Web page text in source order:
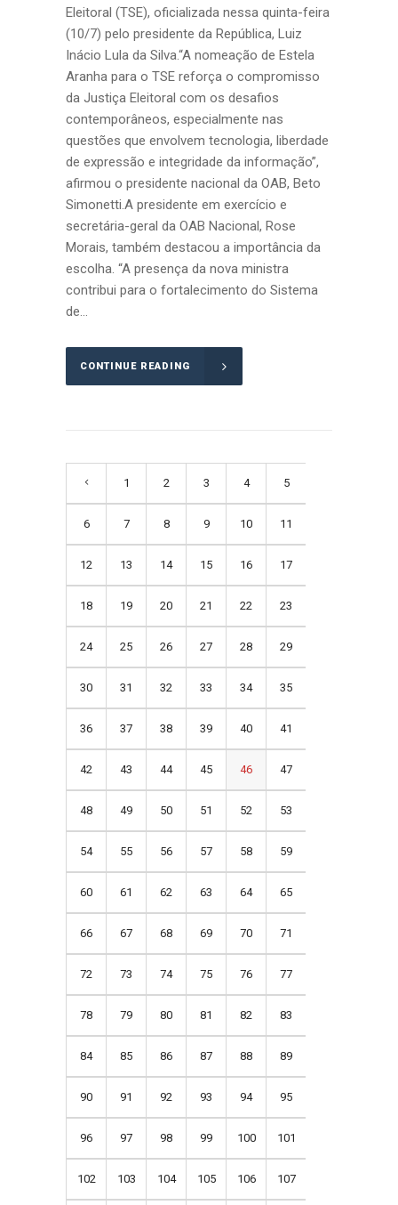
Eleitoral (TSE), oficializada nessa quinta-feira
(10/7) pelo presidente da República, Luiz
Inácio Lula da Silva.“A nomeação de Estela
Aranha para o TSE reforça o compromisso
da Justiça Eleitoral com os desafios
contemporâneos, especialmente nas
questões que envolvem tecnologia, liberdade
de expressão e integridade da informação”,
afirmou o presidente nacional da OAB, Beto
Simonetti.A presidente em exercício e
secretária-geral da OAB Nacional, Rose
Morais, também destacou a importância da
escolha. “A presença da nova ministra
contribui para o fortalecimento do Sistema
de...
CONTINUE READING
1 2 3 4 5
6 7 8 9 10 11
12 13 14 15 16 17
18 19 20 21 22 23
24 25 26 27 28 29
30 31 32 33 34 35
36 37 38 39 40 41
42 43 44 45 46 47
48 49 50 51 52 53
54 55 56 57 58 59
60 61 62 63 64 65
66 67 68 69 70 71
72 73 74 75 76 77
78 79 80 81 82 83
84 85 86 87 88 89
90 91 92 93 94 95
96 97 98 99 100 101
102 103 104 105 106 107